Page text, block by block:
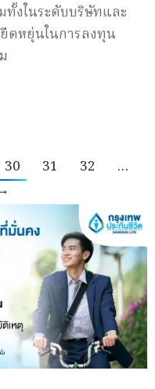
งในระดับบริษัทและ
ดหยุ่นในการลงทุน
30 31 32
…